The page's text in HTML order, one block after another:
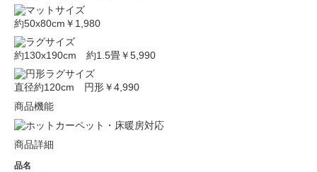
約50x80cm ￥1,980
約130x190cm 約1.5畳￥5,990
直径約120cm 円形￥4,990
商品機能
商品詳細
品名